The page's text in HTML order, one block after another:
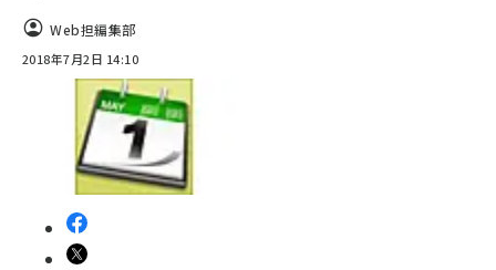
Web担編集部
2018年7月2日 14:10